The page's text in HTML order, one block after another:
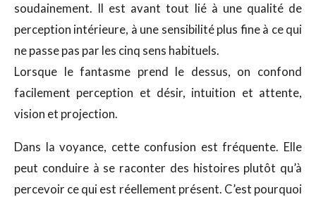
soudainement. Il est avant tout lié à une qualité de
perception intérieure, à une sensibilité plus fine à ce qui
ne passe pas par les cinq sens habituels.
Lorsque le fantasme prend le dessus, on confond
facilement perception et désir, intuition et attente,
vision et projection.
Dans la voyance, cette confusion est fréquente. Elle
peut conduire à se raconter des histoires plutôt qu’à
percevoir ce qui est réellement présent. C’est pourquoi